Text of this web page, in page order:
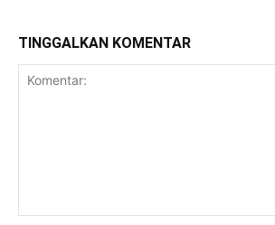
TINGGALKAN KOMENTAR